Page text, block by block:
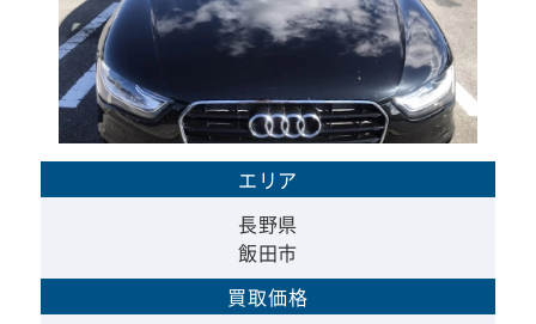
エリア
長野県
飯田市
買取価格